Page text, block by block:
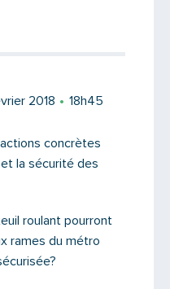
2018
18h45
concrètes
la sécurité des
roulant pourront
rames du métro